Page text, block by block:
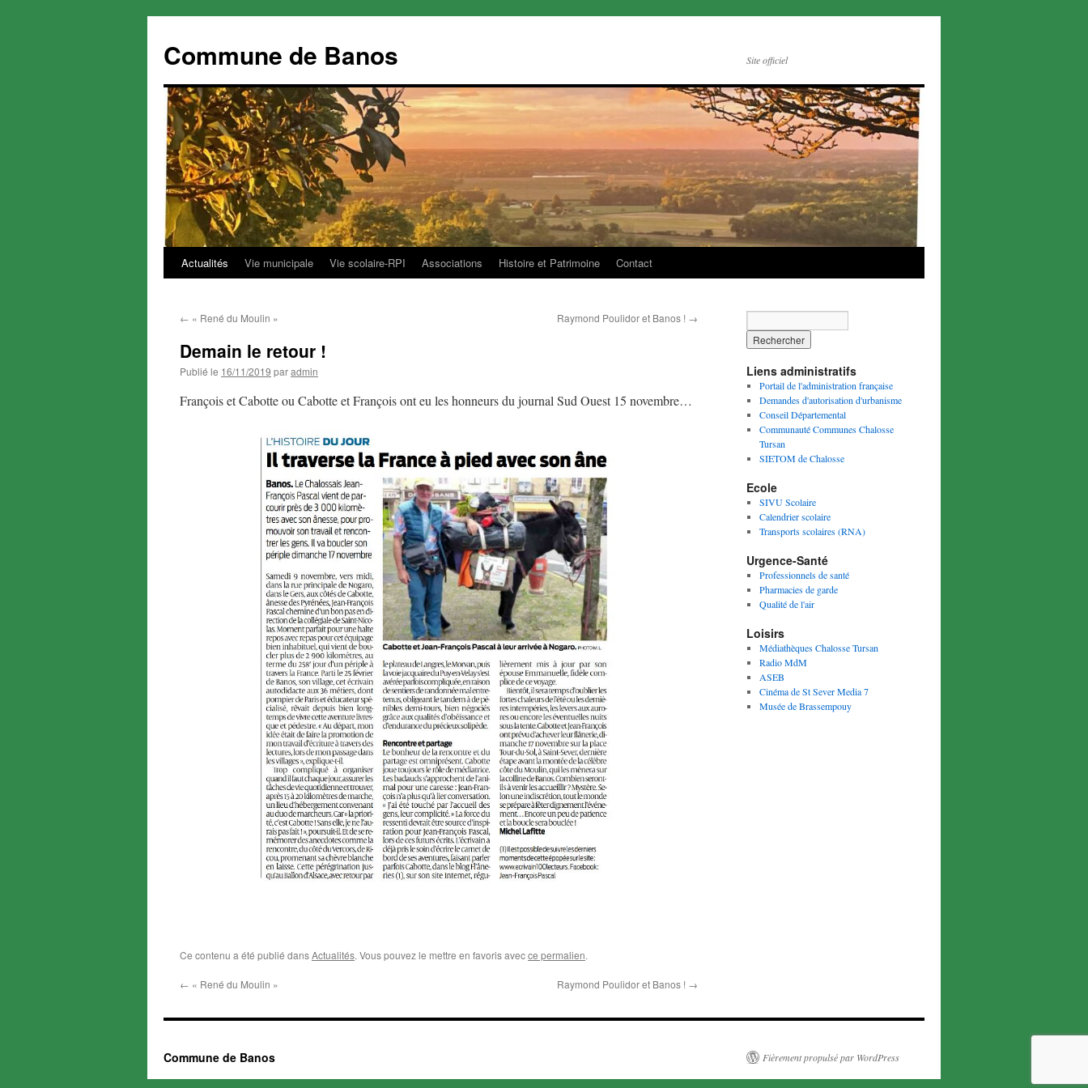
Commune de Banos Site officiel
Aller
contenu
Actualités Vie municipale Vie scolaire-RPI Associations Histoire et Patrimoine Contact
← « René du Moulin » Raymond Poulidor et Banos ! →
Demain le retour !
Publié le 16/11/2019 paradmin
François et Cabotte ou Cabotte et François ont eu les honneurs du journal Sud Ouest 15 novembre…
Ce contenu a été publié dansActualités. Vous pouvez le mettre en favoris avecce permalien.
← « René du Moulin » Raymond Poulidor et Banos ! →
Liens administratifs
Portail de l'administration française
Demandes d'autorisation d'urbanisme
Conseil Départemental
Communauté Communes Chalosse
Tursan
SIETOM de Chalosse
Ecole
SIVU Scolaire
Calendrier scolaire
Transports scolaires (RNA)
Urgence-Santé
Professionnels de santé
Pharmacies de garde
Qualité de l'air
Loisirs
Médiathèques Chalosse Tursan
Radio MdM
ASEB
Cinéma de St Sever Media 7
Musée de Brassempouy
Commune de Banos Fièrement propulsé par WordPress